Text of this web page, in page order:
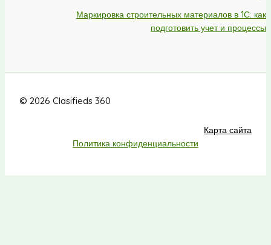
Маркировка строительных материалов в 1С: как
подготовить учет и процессы
© 2026 Clasifieds 360
Карта сайта
Политика конфиденциальности